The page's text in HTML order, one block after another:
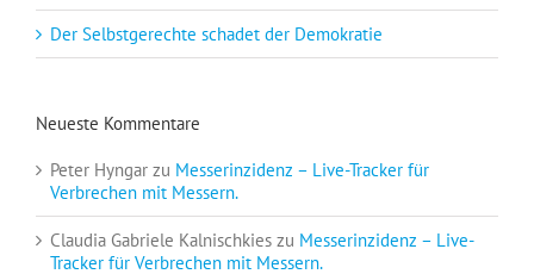
Der Selbstgerechte schadet der Demokratie
Neueste Kommentare
Peter Hyngar zu Messerinzidenz – Live-Tracker für
Verbrechen mit Messern.
Claudia Gabriele Kalnischkies zu Messerinzidenz – Live-
Tracker für Verbrechen mit Messern.